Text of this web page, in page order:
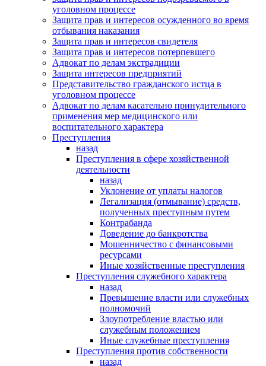
уголовном процессе
Защита прав и интересов осужденного во время
отбывания наказания
Защита прав и интересов свидетеля
Защита прав и интересов потерпевшего
Адвокат по делам экстрадиции
Защита интересов предприятий
Представительство гражданского истца в
уголовном процессе
Адвокат по делам касательно принудительного
применения мер медицинского или
воспитательного характера
Преступления
назад
Преступления в сфере хозяйственной
деятельности
назад
Уклонение от уплаты налогов
Легализация (отмывание) средств,
полученных преступным путем
Контрабанда
Доведение до банкротства
Мошенничество с финансовыми
ресурсами
Иные хозяйственные преступления
Преступления служебного характера
назад
Превышение власти или служебных
полномочий
Злоупотребление властью или
служебным положением
Иные служебные преступления
Преступления против собственности
назад